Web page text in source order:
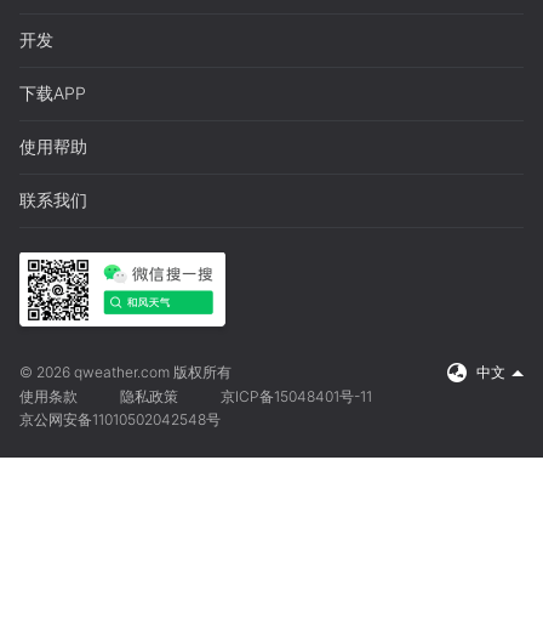
开发
下载APP
使用帮助
联系我们
© 2026 qweather.com 版权所有
中文
使用条款
隐私政策
京ICP备15048401号-11
京公网安备11010502042548号